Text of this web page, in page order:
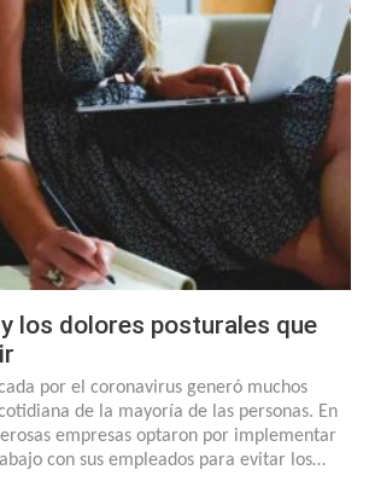
los dolores posturales que
por el coronavirus generó muchos
de la mayoría de las personas. En
empresas optaron por implementar
con sus empleados para evitar los…